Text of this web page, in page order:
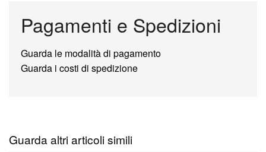
Pagamenti e Spedizioni
Guarda le modalità di pagamento
Guarda i costi di spedizione
Guarda altri articoli simili